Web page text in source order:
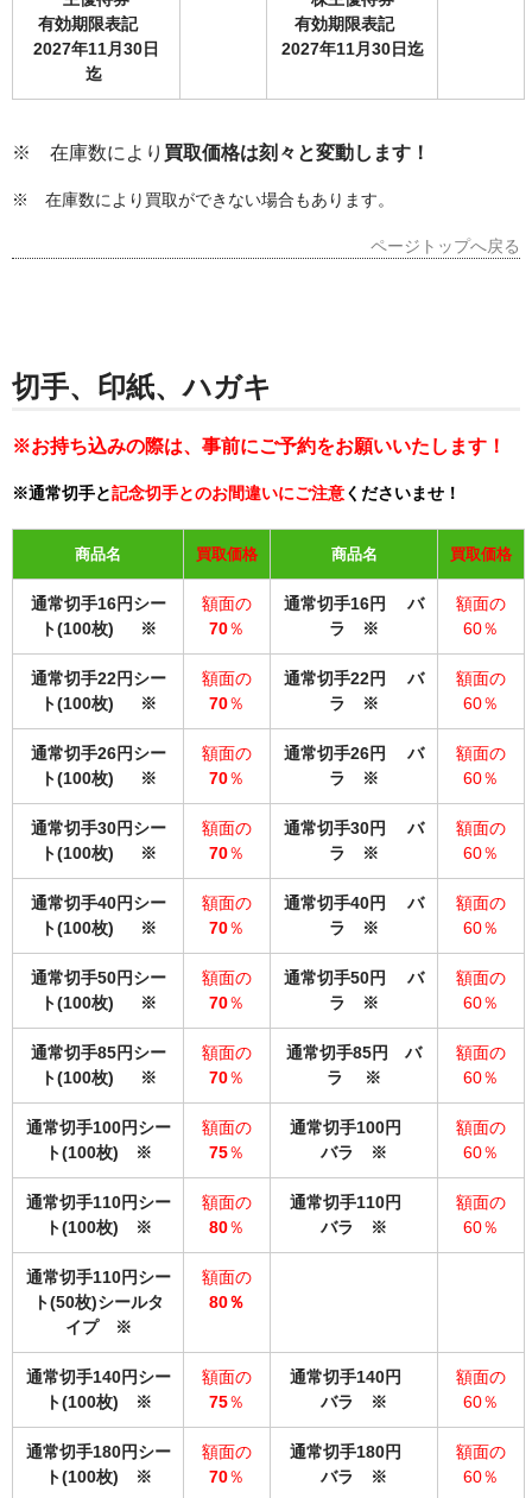
有効期限表記
2027年11月30日
迄
有効期限表記
2027年11月30日迄
※ 在庫数により 買取価格は刻々と変動します！
※ 在庫数により買取ができない場合もあります。
ページトップへ戻る
切手、印紙、ハガキ
※お持ち込みの際は、事前にご予約をお願いいたします！
※通常切手と記念切手とのお間違いにご注意くださいませ！
商品名 買取価格 商品名 買取価格
通常切手16円シー
ト(100枚) ※
額面の
70％
通常切手16円 バ
ラ ※
額面の
60％
通常切手22円シー
ト(100枚) ※
額面の
70％
通常切手22円 バ
ラ ※
額面の
60％
通常切手26円シー
ト(100枚) ※
額面の
70％
通常切手26円 バ
ラ ※
額面の
60％
通常切手30円シー
ト(100枚)
※
額面の
70％
通常切手30円 バ
ラ
※
額面の
60％
通常切手40円シー
ト(100枚)
※
額面の
70％
通常切手40円 バ
ラ
※
額面の
60％
通常切手50円シー
ト(100枚)
※
額面の
70％
通常切手50円 バ
ラ
※
額面の
60％
通常切手85円シー
ト(100枚) ※
額面の
70％
通常切手85円 バ
ラ ※
額面の
60％
通常切手100円シー
ト(100枚)
※
額面の
75％
通常切手100円
バラ
※
額面の
60％
通常切手110円シー
ト(100枚) ※
額面の
80％
通常切手110円
バラ ※
額面の
60％
通常切手110円シー
ト(50枚)シールタ
イプ ※
額面の
80％
通常切手140円シー
ト(100枚)
※
額面の
75％
通常切手140円
バラ
※
額面の
60％
通常切手180円シー
ト(100枚)
※
額面の
70％
通常切手180円
バラ
※
額面の
60％